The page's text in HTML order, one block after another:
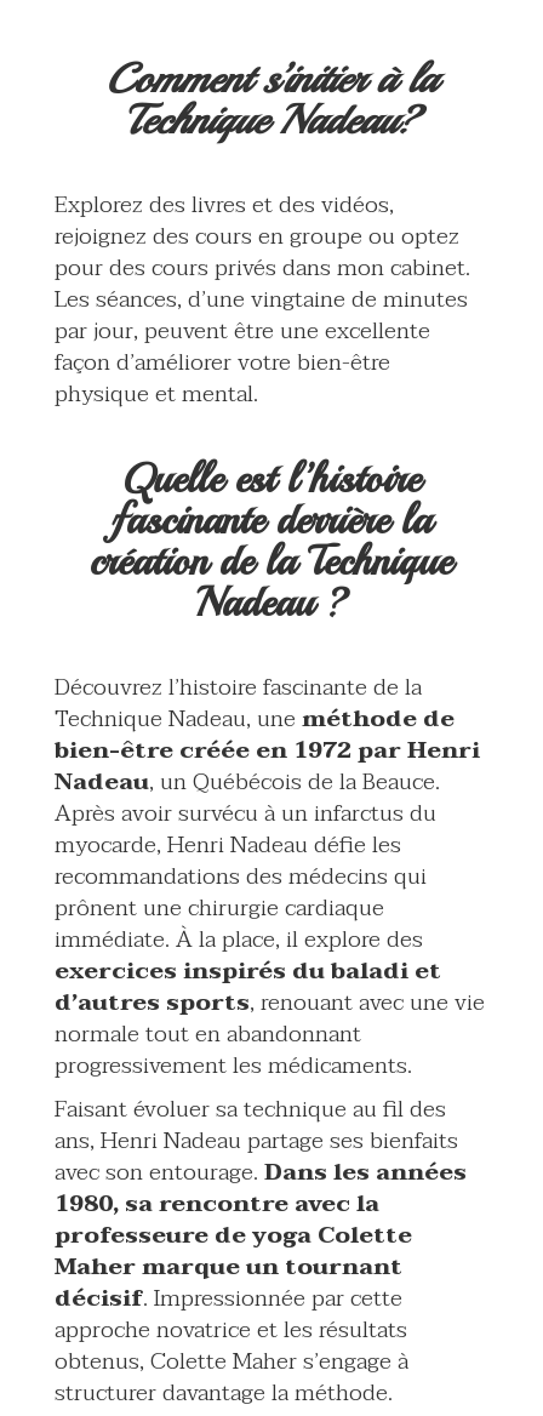
Comment s’initier à la
Technique Nadeau?
Explorez des livres et des vidéos,
rejoignez des cours en groupe ou optez
pour des cours privés dans mon cabinet.
Les séances, d’une vingtaine de minutes
par jour, peuvent être une excellente
façon d’améliorer votre bien-être
physique et mental.
Quelle est l’histoire
fascinante derrière la
création de la Technique
Nadeau ?
Découvrez l’histoire fascinante de la
Technique Nadeau, uneméthode de
bien-être créée en 1972 par Henri
Nadeau, un Québécois de la Beauce.
Après avoir survécu à un infarctus du
myocarde, Henri Nadeau défie les
recommandations des médecins qui
prônent une chirurgie cardiaque
immédiate. À la place, il explore des
exercices inspirés du baladi et
d’autres sports, renouant avec une vie
normale tout en abandonnant
progressivement les médicaments.
Faisant évoluer sa technique au fil des
ans, Henri Nadeau partage ses bienfaits
avec son entourage.Dans les années
1980, sa rencontre avec la
professeure de yoga Colette
Maher marque un tournant
décisif. Impressionnée par cette
approche novatrice et les résultats
obtenus, Colette Maher s’engage à
structurer davantage la méthode.